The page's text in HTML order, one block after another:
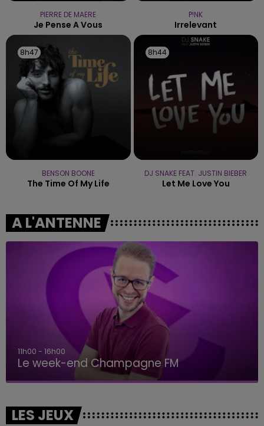
PIERRE DE MAERE
Je Pense A Vous
P!NK
Irrelevant
8h47
8h47
BENSON BOONE
The Time Of My Life
8h44
8h44
DJ SNAKE FEAT. JUSTIN BIEBER
Let Me Love You
A L'ANTENNE
11h00 - 16h00
Le week-end Champagne FM
LES JEUX